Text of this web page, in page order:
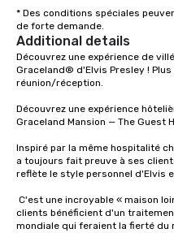
* Des conditions spéciales
de forte demande.
Additional details
Découvrez une expérience de
Graceland® d'Elvis Presley !
réunion/réception.
Découvrez une expérience
Graceland Mansion — The Guest
Inspiré par la même hospitalité
a toujours fait preuve à ses
reflète le style personnel d'Elvis
clients bénéficient d'un
mondiale qui feraient la fierté du